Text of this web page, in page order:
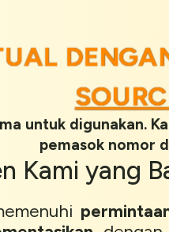
untuk digunakan.
pemasok nomor
Kami yang